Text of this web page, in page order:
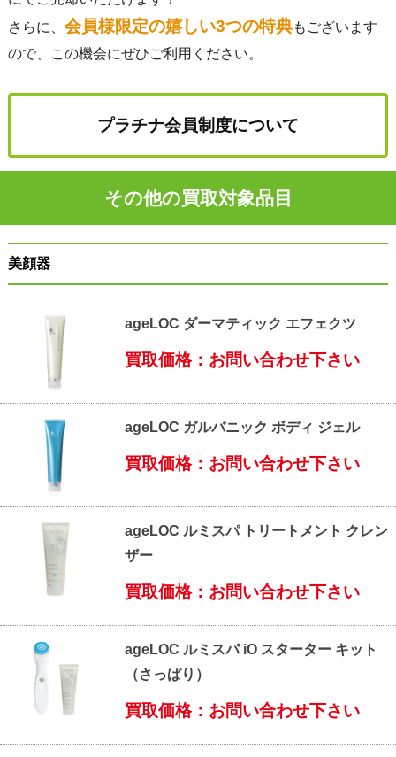
さらに、 会員様限定の嬉しい3つの特典もございます
ので、この機会にぜひご利用ください。
プラチナ会員制度について
その他の買取対象品目
美顔器
ageLOC ダーマティック エフェクツ
買取価格：お問い合わせ下さい
ageLOC ガルバニック ボディ ジェル
買取価格：お問い合わせ下さい
ageLOC ルミスパ トリートメント クレン
ザー
買取価格：お問い合わせ下さい
ageLOC ルミスパ iO スターター キット
（さっぱり）
買取価格：お問い合わせ下さい